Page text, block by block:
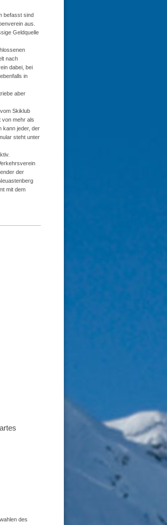
befasst sind
aus.
Geldquelle
nach
dabei, bei
in
aber
Skiklub
von mehr als
kann jeder, der
steht unter
der
mit dem
des